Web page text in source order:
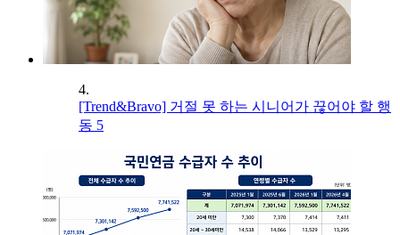
4.
[Trend&Bravo] 거절 못 하는 시니어가 끊어야 할 행
동 5